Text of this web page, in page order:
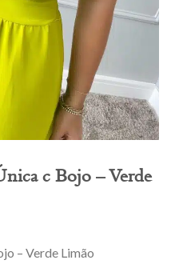
c Bojo – Verde
– Verde Limão